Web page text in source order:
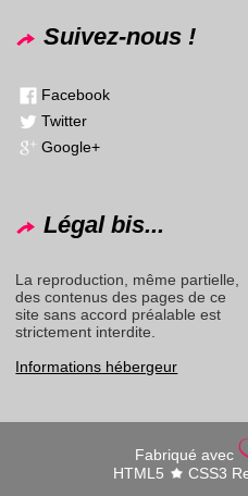
Suivez-nous !
Facebook
Twitter
Google+
Légal bis...
La reproduction, même partielle,
des contenus des pages de ce
site sans accord préalable est
strictement interdite.
Informations hébergeur
Fabriqué avec
HTML5 CSS3